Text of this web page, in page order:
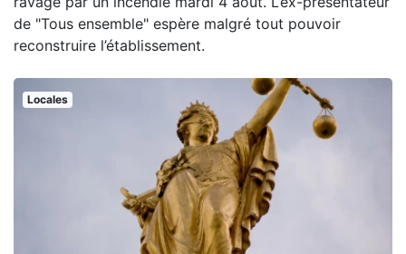
de "Tous ensemble" espère malgré tout pouvoir
reconstruire l’établissement.
Locales